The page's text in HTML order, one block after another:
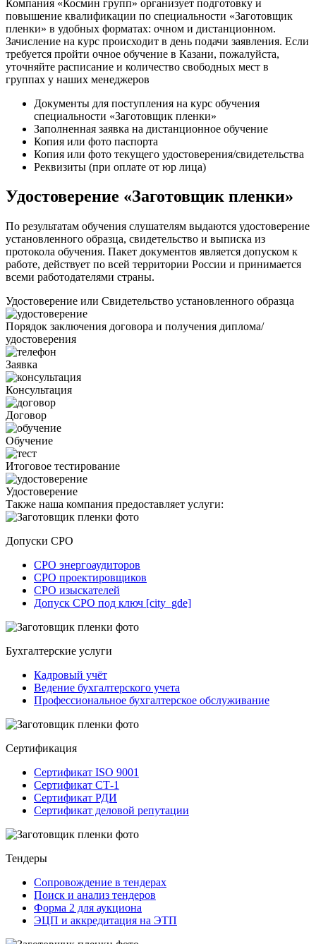
Компания «Космин групп» организует подготовку и
повышение квалификации по специальности «Заготовщик
пленки» в удобных форматах: очном и дистанционном.
Зачисление на курс происходит в день подачи заявления. Если
требуется пройти очное обучение в Казани, пожалуйста,
уточняйте расписание и количество свободных мест в
группах у наших менеджеров
Документы для поступления на курс обучения
специальности «Заготовщик пленки»
Заполненная заявка на дистанционное обучение
Копия или фото паспорта
Копия или фото текущего удостоверения/свидетельства
Реквизиты (при оплате от юр лица)
Удостоверение «Заготовщик пленки»
По результатам обучения слушателям выдаются удостоверение
установленного образца, свидетельство и выписка из
протокола обучения. Пакет документов является допуском к
работе, действует по всей территории России и принимается
всеми работодателями страны.
Удостоверение или Свидетельство установленного образца
Порядок заключения договора и получения диплома/
удостоверения
Заявка
Консультация
Договор
Обучение
Итоговое тестирование
Удостоверение
Также наша компания предоставляет услуги:
Допуски СРО
СРО энергоаудиторов
СРО проектировщиков
СРО изыскателей
Допуск СРО под ключ [city_gde]
Бухгалтерские услуги
Кадровый учёт
Ведение бухгалтерского учета
Профессиональное бухгалтерское обслуживание
Сертификация
Сертификат ISO 9001
Сертификат СТ-1
Сертификат РДИ
Сертификат деловой репутации
Тендеры
Сопровождение в тендерах
Поиск и анализ тендеров
Форма 2 для аукциона
ЭЦП и аккредитация на ЭТП